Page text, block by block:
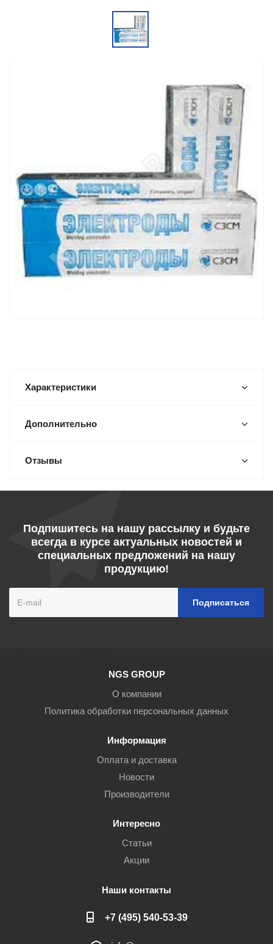
Характеристики
Дополнительно
Отзывы
Подпишитесь на нашу рассылку и будьте
всегда в курсе актуальных новостей и
специальных предложений на нашу
продукцию!
NGS GROUP
О компании
Политика обработки персональных данных
Информация
Оплата и доставка
Новости
Производители
Интересно
Статьи
Акции
Наши контакты
+7 (495) 540-53-39